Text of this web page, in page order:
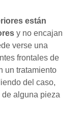
están
y no encajan
verse una
frontales de
un tratamiento
del caso,
alguna pieza